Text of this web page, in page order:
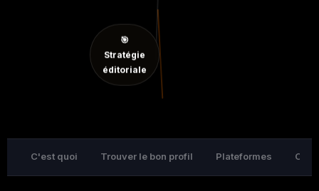
🎯
Stratégie
éditoriale
C'est quoi Trouver le bon profil Plateformes Ce